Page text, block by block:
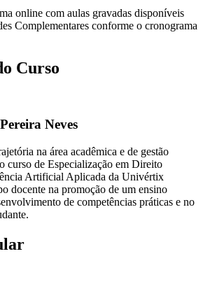
online com aulas gravadas disponíveis
Complementares conforme o cronograma
Curso
Neves
na área acadêmica e de gestão
curso de Especialização em Direito
Artificial Aplicada da Univértix
docente na promoção de um ensino
de competências práticas e no